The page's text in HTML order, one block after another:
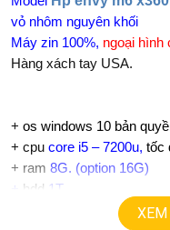
vỏ nhôm nguyên khối
Máy zin 100%, ngoại hình
Hàng xách tay USA.
+ os windows 10 bản
+ cpu core i5 – 7200u, tốc
+ ram 8G. (option 16G)
+ hdd 1T
15,6in IPS Full HD